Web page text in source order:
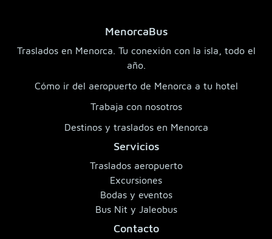
MenorcaBus
Traslados en Menorca. Tu conexión con la isla, todo el
año.
Cómo ir del aeropuerto de Menorca a tu hotel
Trabaja con nosotros
Destinos y traslados en Menorca
Servicios
Traslados aeropuerto
Excursiones
Bodas y eventos
Bus Nit y Jaleobus
Contacto